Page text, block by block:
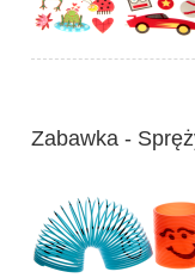
Zabawka -